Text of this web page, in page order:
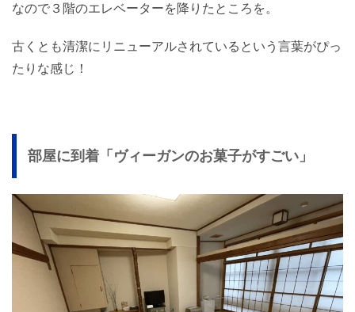
なので３階のエレベーターを降りたところを。
古くとも清潔にリニューアルされているという言葉がぴっ
たりな感じ！
部屋に到着「ヴィーガンのお菓子がすごい」